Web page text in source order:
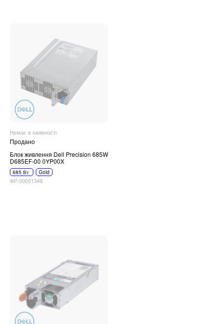
Немає в наявності
Продано
Блок живлення Dell Precision 685W
D685EF-00 0YP00X
685 Вт Gold
ФР-00001348